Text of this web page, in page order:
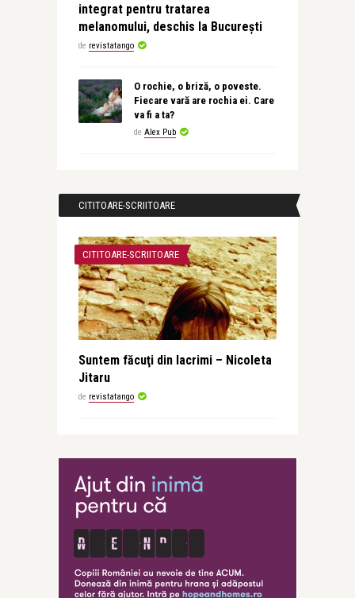
integrat pentru tratarea
melanomului, deschis la București
de revistatango
O rochie, o briză, o poveste.
Fiecare vară are rochia ei. Care
va fi a ta?
de Alex Pub
CITITOARE-SCRIITOARE
CITITOARE-SCRIITOARE
Suntem făcuţi din lacrimi – Nicoleta
Jitaru
de revistatango